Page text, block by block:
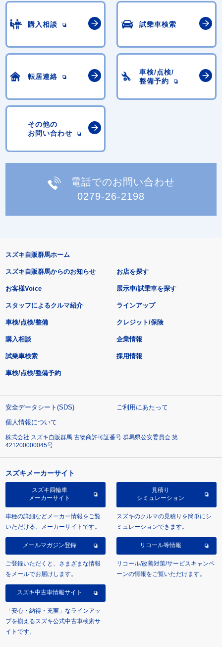
購入相談 試乗車検索
転居連絡
車検/点検/
整備予約
その他の
お問い合わせ
電話でのお問い合わせ
0279-26-2198
スズキ自販群馬ホーム
スズキ自販群馬からのお知らせ
お客様Voice
スタッフによるクルマ紹介
お店を探す
展示車/試乗車を探す
ラインアップ
車検/点検/整備 クレジット/保険
購入相談
試乗車検索
車検/点検/整備予約
企業情報
採用情報
安全データシート(SDS)
ご利用にあたって
個人情報について
株式会社 スズキ自販群馬 古物商許可証番号 群馬県公安委員会 第
421200000045号
スズキメーカーサイト
スズキ四輪車
メーカーサイト
車種の詳細などメーカー情報をご覧
いただける、メーカーサイトです。
見積り
シミュレーション
スズキのクルマの見積りを簡単にシ
ミュレーションできます。
メールマガジン登録
ご登録いただくと、さまざまな情報
をメールでお届けします。
リコール等情報
リコール/改善対策/サービスキャンペ
ーンの情報をご覧いただけます。
スズキ中古車情報サイト
「安心・納得・充実」なラインアッ
プを揃えるスズキ公式中古車検索サ
イトです。